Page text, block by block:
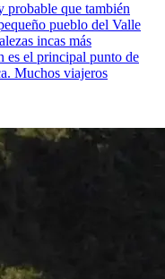
probable que también
pueblo del Valle
incas más
es el principal punto de
Muchos viajeros